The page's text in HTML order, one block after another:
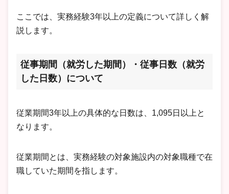
ここでは、実務経験3年以上の定義について詳しく解
説します。
従事期間（就労した期間）・従事日数（就労
した日数）について
従業期間3年以上の具体的な日数は、1,095日以上と
なります。
従業期間とは、実務経験の対象施設内の対象職種で在
職していた期間を指します。